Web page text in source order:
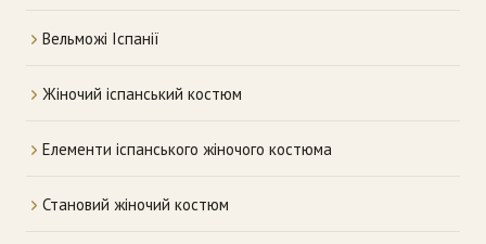
Вельможі Іспанії
Жіночий іспанський костюм
Елементи іспанського жіночого костюма
Становий жіночий костюм